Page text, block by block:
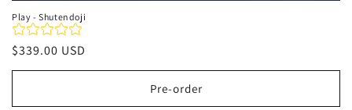
Play - Shutendoji
Precio
habitual
$339.00 USD
Pre-order